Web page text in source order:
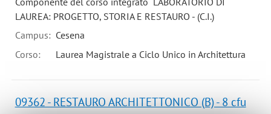
LAUREA: PROGETTO, STORIA E RESTAURO - (C.I.)
Campus: Cesena
Corso:
Laurea Magistrale a Ciclo Unico in Architettura
09362 - RESTAURO ARCHITETTONICO (B) - 8 cfu